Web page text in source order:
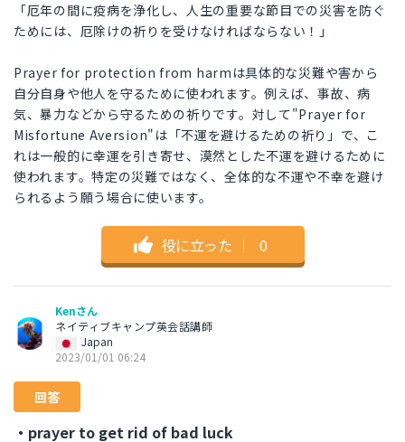
「厄年の間に疫病を浄化し、人生の重要な節目での災害を防ぐ
ためには、厄除けの祈りを受けなければならない！」
Prayer for protection from harmは具体的な災難や害から
自分自身や他人を守るために使われます。例えば、事故、病
気、暴力などから守るための祈りです。対して"Prayer for
Misfortune Aversion"は「不運を避けるための祈り」で、こ
れは一般的に幸運を引き寄せ、漠然とした不運を避けるために
使われます。特定の災難ではなく、全体的な不運や不幸を避け
られるよう願う場合に使います。
役に立った ｜ 0
Kenさん
ネイティブキャンプ英会話講師
Japan
2023/01/01 06:24
回答
・prayer to get rid of bad luck